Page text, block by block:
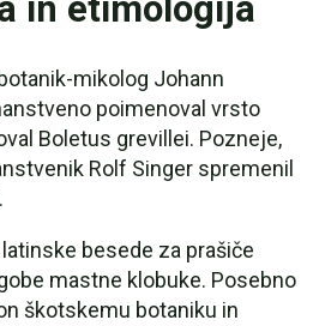
in etimologija
mikolog Johann
poimenoval vrsto
Boletus grevillei. Pozneje,
Rolf Singer spremenil
besede za prašiče
mastne klobuke. Posebno
škotskemu botaniku in